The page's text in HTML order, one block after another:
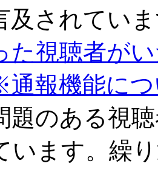
及されてい
た視聴者が
報機能に
題のある視
います。繰